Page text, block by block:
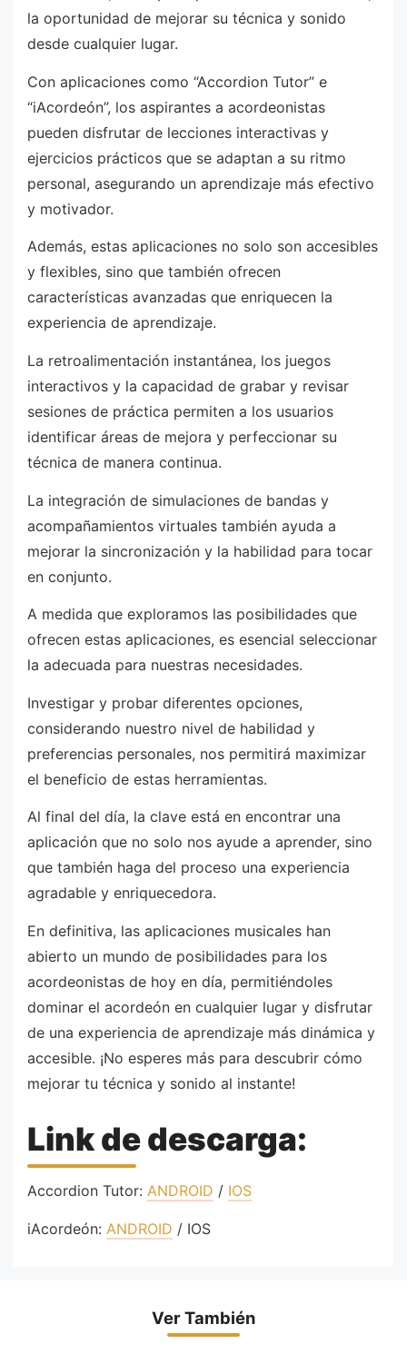
la oportunidad de mejorar su técnica y sonido
desde cualquier lugar.
Con aplicaciones como “Accordion Tutor” e
“iAcordeón”, los aspirantes a acordeonistas
pueden disfrutar de lecciones interactivas y
ejercicios prácticos que se adaptan a su ritmo
personal, asegurando un aprendizaje más efectivo
y motivador.
Además, estas aplicaciones no solo son accesibles
y flexibles, sino que también ofrecen
características avanzadas que enriquecen la
experiencia de aprendizaje.
La retroalimentación instantánea, los juegos
interactivos y la capacidad de grabar y revisar
sesiones de práctica permiten a los usuarios
identificar áreas de mejora y perfeccionar su
técnica de manera continua.
La integración de simulaciones de bandas y
acompañamientos virtuales también ayuda a
mejorar la sincronización y la habilidad para tocar
en conjunto.
A medida que exploramos las posibilidades que
ofrecen estas aplicaciones, es esencial seleccionar
la adecuada para nuestras necesidades.
Investigar y probar diferentes opciones,
considerando nuestro nivel de habilidad y
preferencias personales, nos permitirá maximizar
el beneficio de estas herramientas.
Al final del día, la clave está en encontrar una
aplicación que no solo nos ayude a aprender, sino
que también haga del proceso una experiencia
agradable y enriquecedora.
En definitiva, las aplicaciones musicales han
abierto un mundo de posibilidades para los
acordeonistas de hoy en día, permitiéndoles
dominar el acordeón en cualquier lugar y disfrutar
de una experiencia de aprendizaje más dinámica y
accesible. ¡No esperes más para descubrir cómo
mejorar tu técnica y sonido al instante!
Link de descarga:
Accordion Tutor: ANDROID / IOS
iAcordeón: ANDROID / IOS
Ver También